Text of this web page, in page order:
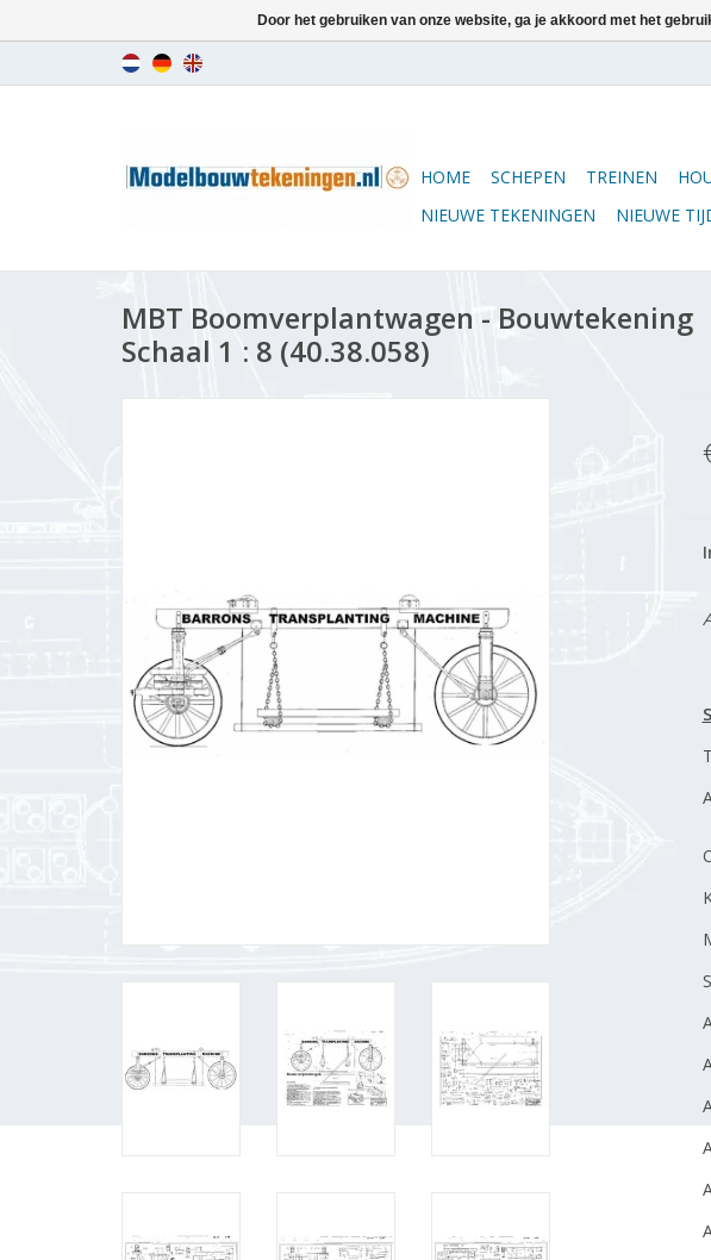
HOME SCHEPEN TREINEN
NIEUWE TEKENINGEN
NIEUWE
MBT Boomverplantwagen - Bouwtekening
Schaal 1 : 8 (40.38.058)
Door het gebruiken van onze website, ga je akkoord met het